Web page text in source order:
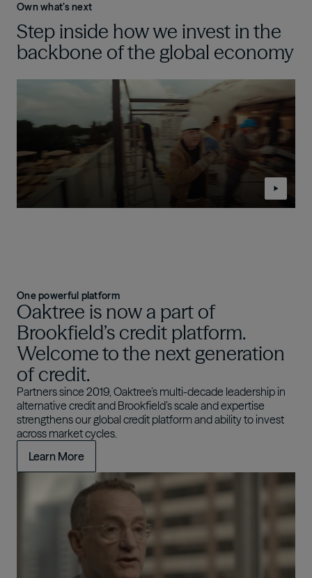
Own what’s next
Step inside how we invest in the
backbone of the global economy
One powerful platform
Oaktree is now a part of
Brookfield’s credit platform.
Welcome to the next generation
of credit.
Partners since 2019, Oaktree’s multi-decade leadership in
alternative credit and Brookfield’s scale and expertise
strengthens our global credit platform and ability to invest
across market cycles.
Learn More